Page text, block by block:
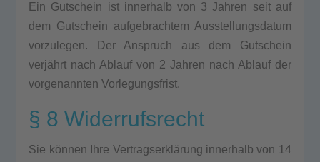
Ein Gut­schein ist inner­halb von 3 Jah­ren seit auf
dem Gut­schein auf­ge­brach­tem Aus­stel­lungs­da­tum
vor­zu­le­gen. Der Anspruch aus dem Gut­schein
verjährt nach Ablauf von 2 Jah­ren nach Ablauf der
vor­ge­nann­ten Vor­le­gungs­frist.
§ 8 Widerrufsrecht
Sie können Ihre Vertragserklärung inner­halb von 14